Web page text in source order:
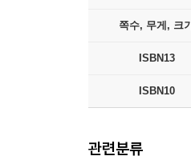
쪽수, 무게, 크기
ISBN13
ISBN10
관련분류